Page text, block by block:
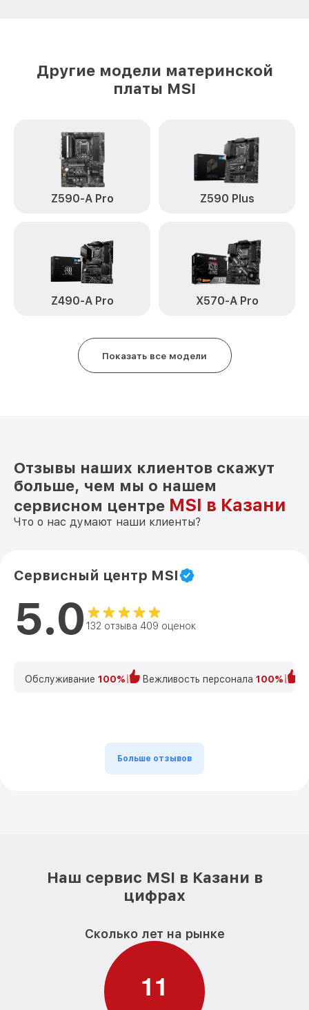
Другие модели материнской
платы MSI
Z590-A Pro Z590 Plus
Z490-A Pro X570-A Pro
Показать все модели
Отзывы наших клиентов скажут
больше, чем мы о нашем
сервисном центре MSI в Казани
Что о нас думают наши клиенты?
Сервисный центр MSI
5.0 132 отзыва 409 оценок
Обслуживание 100% Вежливость персонала 100%
Больше отзывов
Наш сервис MSI в Казани в
цифрах
Сколько лет на рынке
11